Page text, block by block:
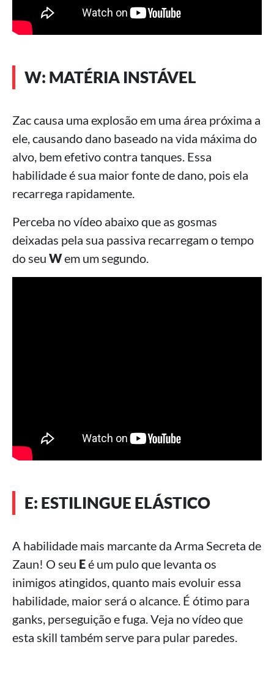
W: MATÉRIA INSTÁVEL
Zac causa uma explosão em uma área próxima a
ele, causando dano baseado na vida máxima do
alvo, bem efetivo contra tanques. Essa
habilidade é sua maior fonte de dano, pois ela
recarrega rapidamente.
Perceba no vídeo abaixo que as gosmas
deixadas pela sua passiva recarregam o tempo
do seu Wem um segundo.
E: ESTILINGUE ELÁSTICO
A habilidade mais marcante da Arma Secreta de
Zaun! O seu Eé um pulo que levanta os
inimigos atingidos, quanto mais evoluir essa
habilidade, maior será o alcance. É ótimo para
ganks, perseguição e fuga. Veja no vídeo que
esta skill também serve para pular paredes.